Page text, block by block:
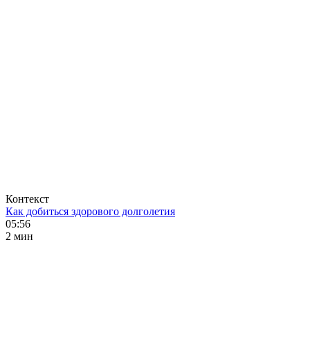
Контекст
Как добиться здорового долголетия
05:56
2 мин